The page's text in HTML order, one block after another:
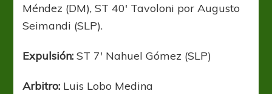
Méndez (DM), ST 40′ Tavoloni por Augusto
Seimandi (SLP).
Expulsión:ST 7′ Nahuel Gómez (SLP)
Arbitro: Luis Lobo Medina